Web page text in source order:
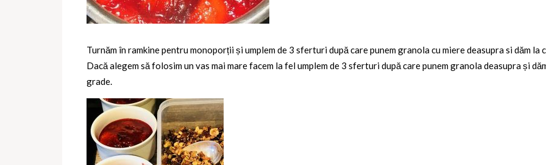
Turnăm în ramkine pentru monoporții și umplem de 3 sferturi după care punem granola cu miere deasupra si dăm
Dacă alegem să folosim un vas mai mare facem la fel umplem de 3 sferturi după care punem granola deasupra și
grade.